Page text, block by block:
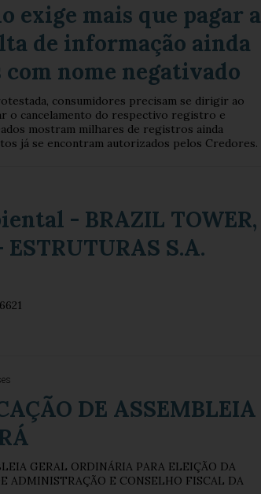
exige mais que pagar a
de informação ainda
com nome negativado
consumidores precisam se dirigir ao
o cancelamento do respectivo registro e
mostram milhares de registros ainda
já se encontram autorizados pelos Credores.
- BRAZIL TOWER,
ESTRUTURAS S.A.
DE ASSEMBLEIA
GERAL ORDINÁRIA PARA ELEIÇÃO DA
ADMINISTRAÇÃO E CONSELHO FISCAL DA